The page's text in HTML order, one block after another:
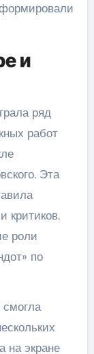
и
ряд
работ
Эта
критиков.
роли
по
смогла
на экране